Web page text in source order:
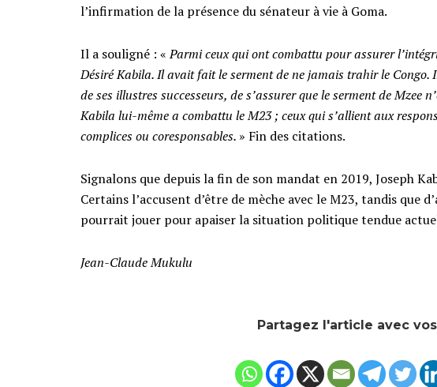
l’infirmation de la présence du sénateur à vie à Goma.
Il a souligné : «Parmi ceux qui ont combattu pour assurer
Désiré Kabila. Il avait fait le serment de ne jamais trahir le Congo.
de ses illustres successeurs, de s’assurer que le serment de Mzee
Kabila lui-même a combattu le M23 ; ceux qui s’allient aux
complices ou coresponsables. » Fin des citations.
Signalons que depuis la fin de son mandat en 2019, Joseph
Certains l’accusent d’être de mèche avec le M23, tandis que
pourrait jouer pour apaiser la situation politique tendue
Jean-Claude Mukulu
Partagez l'article avec